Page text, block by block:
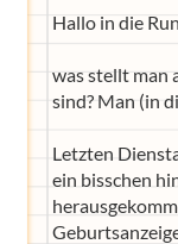
Hallo in die
was stellt man
sind? Man (in
Letzten
ein bisschen